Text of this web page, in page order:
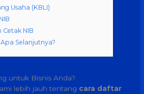
Usaha (KBLI)
Cetak NIB
Selanjutnya?
untuk Bisnis Anda?
lebih jauh tentang cara daftar